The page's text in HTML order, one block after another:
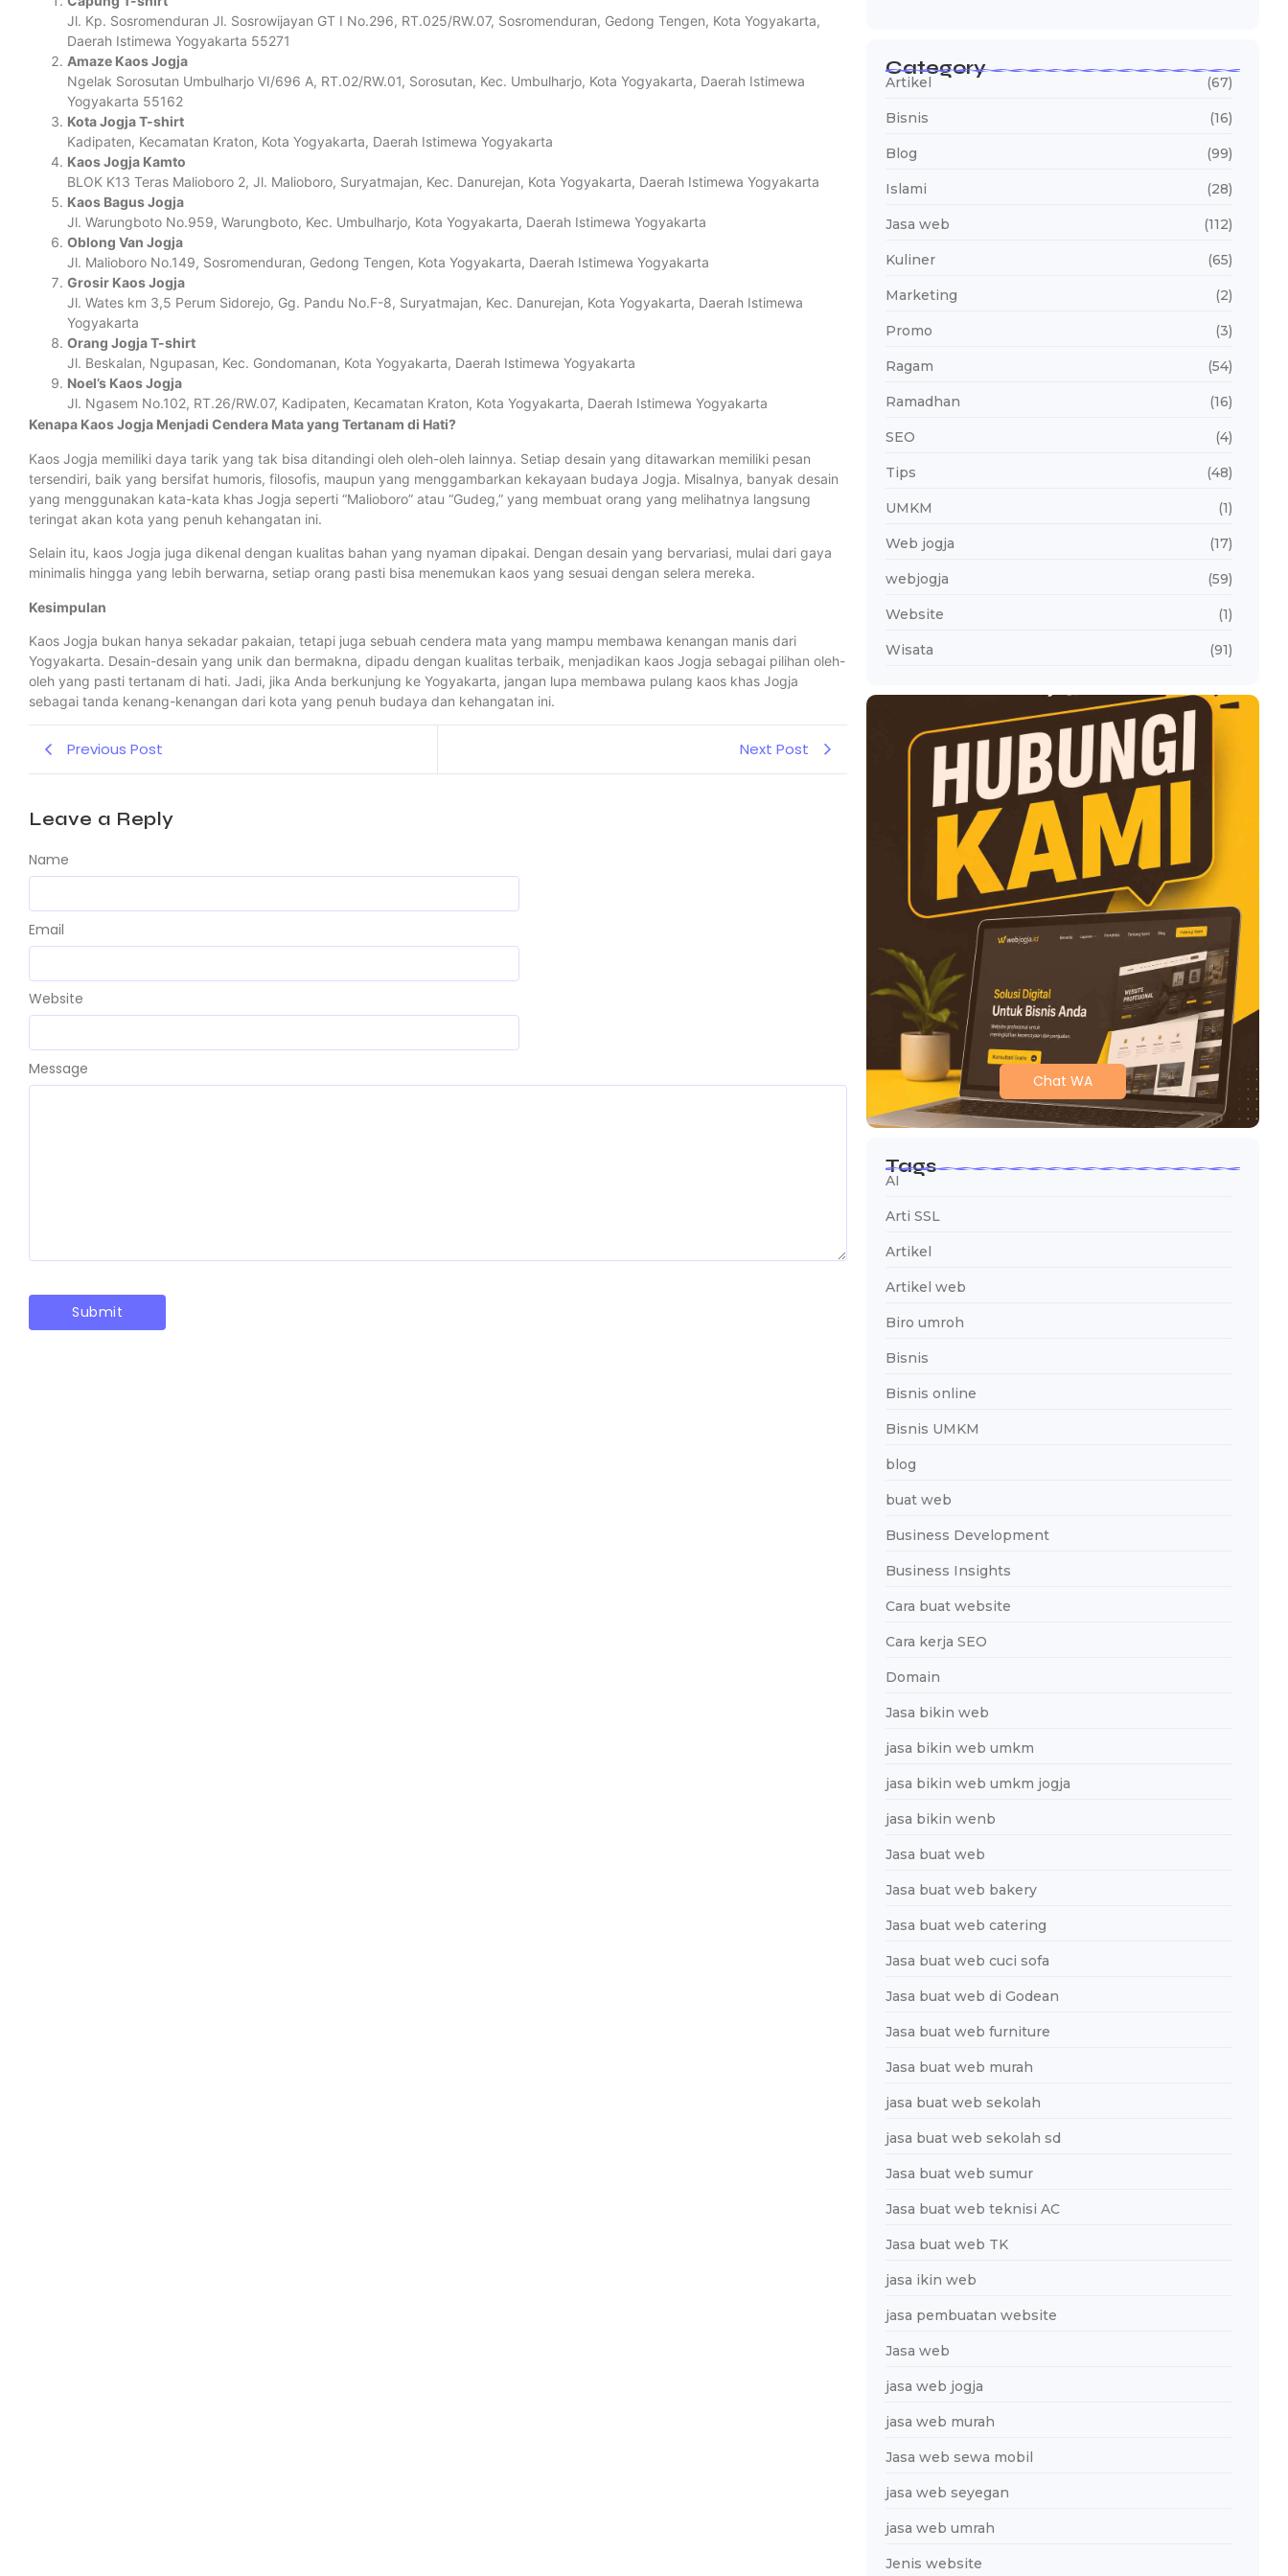
Jl. Kp. Sosromenduran Jl. Sosrowijayan GT I No.296, RT.025/RW.07, Sosromenduran, Gedong Tengen, Kota Yogyakarta,
Daerah Istimewa Yogyakarta 55271
Amaze Kaos Jogja
Ngelak Sorosutan Umbulharjo VI/696 A, RT.02/RW.01, Sorosutan, Kec. Umbulharjo, Kota Yogyakarta, Daerah Istimewa
Yogyakarta 55162
Kota Jogja T-shirt
Kadipaten, Kecamatan Kraton, Kota Yogyakarta, Daerah Istimewa Yogyakarta
Kaos Jogja Kamto
BLOK K13 Teras Malioboro 2, Jl. Malioboro, Suryatmajan, Kec. Danurejan, Kota Yogyakarta, Daerah Istimewa Yogyakarta
Kaos Bagus Jogja
Jl. Warungboto No.959, Warungboto, Kec. Umbulharjo, Kota Yogyakarta, Daerah Istimewa Yogyakarta
Oblong Van Jogja
Jl. Malioboro No.149, Sosromenduran, Gedong Tengen, Kota Yogyakarta, Daerah Istimewa Yogyakarta
Grosir Kaos Jogja
Jl. Wates km 3,5 Perum Sidorejo, Gg. Pandu No.F-8, Suryatmajan, Kec. Danurejan, Kota Yogyakarta, Daerah Istimewa
Yogyakarta
Orang Jogja T-shirt
Jl. Beskalan, Ngupasan, Kec. Gondomanan, Kota Yogyakarta, Daerah Istimewa Yogyakarta
Noel’s Kaos Jogja
Jl. Ngasem No.102, RT.26/RW.07, Kadipaten, Kecamatan Kraton, Kota Yogyakarta, Daerah Istimewa Yogyakarta
Kenapa Kaos Jogja Menjadi Cendera Mata yang Tertanam di Hati?
Kaos Jogja memiliki daya tarik yang tak bisa ditandingi oleh oleh-oleh lainnya. Setiap desain yang ditawarkan memiliki pesan
tersendiri, baik yang bersifat humoris, filosofis, maupun yang menggambarkan kekayaan budaya Jogja. Misalnya, banyak desain
yang menggunakan kata-kata khas Jogja seperti “Malioboro” atau “Gudeg,” yang membuat orang yang melihatnya langsung
teringat akan kota yang penuh kehangatan ini.
Selain itu, kaos Jogja juga dikenal dengan kualitas bahan yang nyaman dipakai. Dengan desain yang bervariasi, mulai dari gaya
minimalis hingga yang lebih berwarna, setiap orang pasti bisa menemukan kaos yang sesuai dengan selera mereka.
Kesimpulan
Kaos Jogja bukan hanya sekadar pakaian, tetapi juga sebuah cendera mata yang mampu membawa kenangan manis dari
Yogyakarta. Desain-desain yang unik dan bermakna, dipadu dengan kualitas terbaik, menjadikan kaos Jogja sebagai pilihan oleh-
oleh yang pasti tertanam di hati. Jadi, jika Anda berkunjung ke Yogyakarta, jangan lupa membawa pulang kaos khas Jogja
sebagai tanda kenang-kenangan dari kota yang penuh budaya dan kehangatan ini.
Previous Post Next Post
Leave a Reply
Message
Name
Email
Website
Category
Artikel (67)
Bisnis (16)
Blog (99)
Islami (28)
Jasa web (112)
Kuliner (65)
Marketing (2)
Promo (3)
Ragam (54)
Ramadhan (16)
SEO (4)
Tips (48)
UMKM (1)
Web jogja (17)
webjogja (59)
Website (1)
Wisata (91)
Chat WA
Tags
AI
Arti SSL
Artikel
Artikel web
Biro umroh
Bisnis
Bisnis online
Bisnis UMKM
blog
buat web
Business Development
Business Insights
Cara buat website
Cara kerja SEO
Domain
Jasa bikin web
jasa bikin web umkm
jasa bikin web umkm jogja
jasa bikin wenb
Jasa buat web
Jasa buat web bakery
Jasa buat web catering
Jasa buat web cuci sofa
Jasa buat web di Godean
Jasa buat web furniture
Jasa buat web murah
jasa buat web sekolah
jasa buat web sekolah sd
Jasa buat web sumur
Jasa buat web teknisi AC
Jasa buat web TK
jasa ikin web
jasa pembuatan website
Jasa web
jasa web jogja
jasa web murah
Jasa web sewa mobil
jasa web seyegan
jasa web umrah
Jenis website